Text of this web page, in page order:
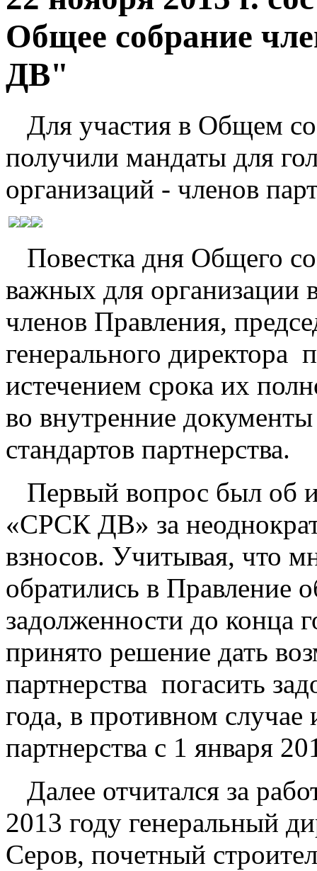
Общее собрание
ДВ"
Для участия в Общем
получили мандаты для
организаций - членов
Повестка дня Общего
важных для организации
членов Правления,
генерального директора
истечением срока их
во внутренние
стандартов партнерства.
Первый вопрос был об
«СРСК ДВ» за
взносов. Учитывая, что
обратились в Правление
задолженности до
принято решение дать
партнерства погасить
года, в противном
партнерства с 1 января
Далее отчитался за
2013 году
Серов, почетный